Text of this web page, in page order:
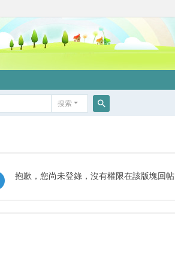
搜索
抱歉，您尚未登錄，沒有權限在該版塊回帖